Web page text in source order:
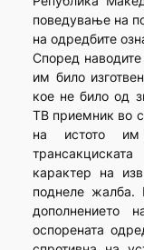
поведување на
на одредбите
Според наводите
им било
кое не било од
ТВ приемник во
на истото
карактер на
поднеле жалба.
дополнението
оспорената